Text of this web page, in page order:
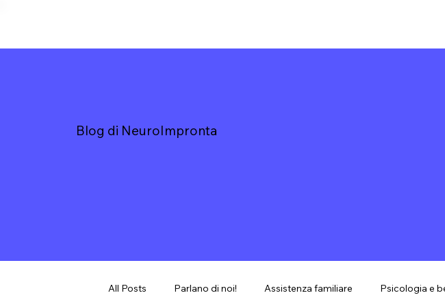
Blog di NeuroImpronta
All Posts Parlano di noi! Assistenza familiare Psicologia e